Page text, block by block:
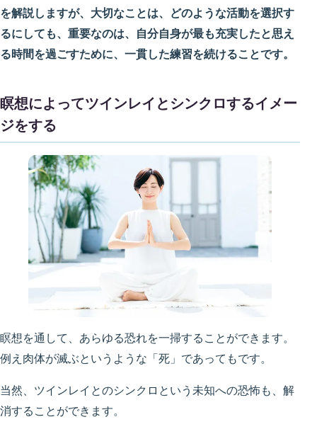
を解説しますが、大切なことは、どのような活動を選択す
るにしても、重要なのは、自分自身が最も充実したと思え
る時間を過ごすために、一貫した練習を続けることです。
瞑想によってツインレイとシンクロするイメー
ジをする
瞑想を通して、あらゆる恐れを一掃することができます。
例え肉体が滅ぶというような「死」であってもです。
当然、ツインレイとのシンクロという未知への恐怖も、解
消することができます。